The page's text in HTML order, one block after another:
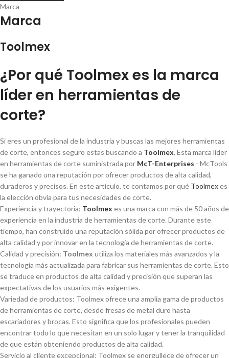
Marca
Marca
Toolmex
¿Por qué Toolmex es la marca
lí­der en herramientas de
corte?
Si eres un profesional de la industria y buscas las mejores herramientas
de corte, entonces seguro estas buscando a Toolmex. Esta marca lí­der
en herramientas de corte suministrada por McT-Enterprises - McTools
se ha ganado una reputación por ofrecer productos de alta calidad,
duraderos y precisos. En este artí­culo, te contamos por qué Toolmexes
la elección obvia para tus necesidades de corte.
Experiencia y trayectoria: Toolmexes una marca con más de 50 años de
experiencia en la industria de herramientas de corte. Durante este
tiempo, han construido una reputación sólida por ofrecer productos de
alta calidad y por innovar en la tecnologí­a de herramientas de corte.
Calidad y precisión: Toolmex utiliza los materiales más avanzados y la
tecnologí­a más actualizada para fabricar sus herramientas de corte. Esto
se traduce en productos de alta calidad y precisión que superan las
expectativas de los usuarios más exigentes.
Variedad de productos: Toolmex ofrece una amplia gama de productos
de herramientas de corte, desde fresas de metal duro hasta
escariadores y brocas. Esto significa que los profesionales pueden
encontrar todo lo que necesitan en un solo lugar y tener la tranquilidad
de que están obteniendo productos de alta calidad.
Servicio al cliente excepcional: Toolmex se enorgullece de ofrecer un